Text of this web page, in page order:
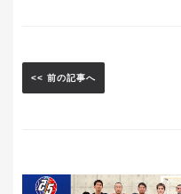
<< 前の記事へ